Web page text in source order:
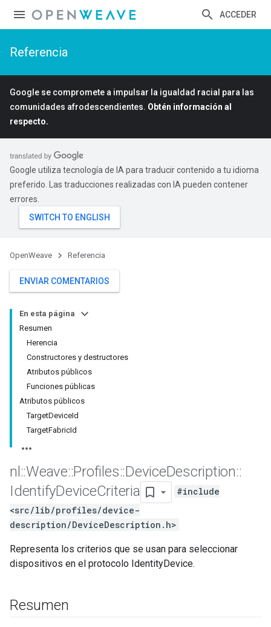
ACCEDER
Referencia
Google se compromete a impulsar la igualdad racial para las
comunidades afrodescendientes. Obtén información al
respecto.
Google utiliza tecnología de IA para traducir contenido a tu idioma
preferido. Las traducciones realizadas con IA pueden contener
errores.
OpenWeave Referencia
ENVIAR COMENTARIOS
En esta página
Resumen
Herencia
Constructores y destructores
Atributos públicos
Funciones públicas
Atributos públicos
TargetDeviceId
TargetFabricId
nl ::Weave::Profiles::DeviceDescription::
IdentifyDeviceCriteria
#include
<src/lib/profiles/device-
description/DeviceDescription.h>
Representa los criterios que se usan para seleccionar
dispositivos en el protocolo IdentityDevice.
Resumen